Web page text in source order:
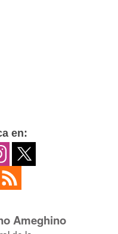
en:
Ameghino